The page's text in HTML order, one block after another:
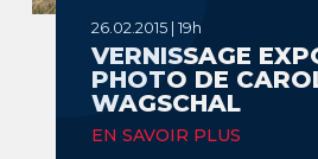
26.02.2015 | 19h
VERNISSAGE
PHOTO DE
WAGSCHAL
EN SAVOIR PLUS